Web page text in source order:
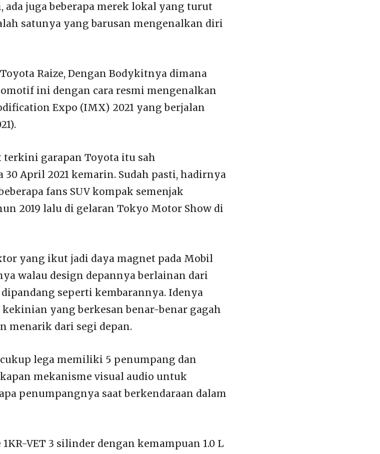
juga beberapa merek lokal yang turut
satunya yang barusan mengenalkan diri
Raize, Dengan Bodykitnya dimana
ini dengan cara resmi mengenalkan
Expo (IMX) 2021 yang berjalan
terkini garapan Toyota itu sah
April 2021 kemarin. Sudah pasti, hadirnya
fans SUV kompak semenjak
2019 lalu di gelaran Tokyo Motor Show di
yang ikut jadi daya magnet pada Mobil
walau design depannya berlainan dari
seperti kembarannya. Idenya
yang berkesan benar-benar gagah
menarik dari segi depan.
lega memiliki 5 penumpang dan
mekanisme visual audio untuk
penumpangnya saat berkendaraan dalam
VET 3 silinder dengan kemampuan 1.0 L